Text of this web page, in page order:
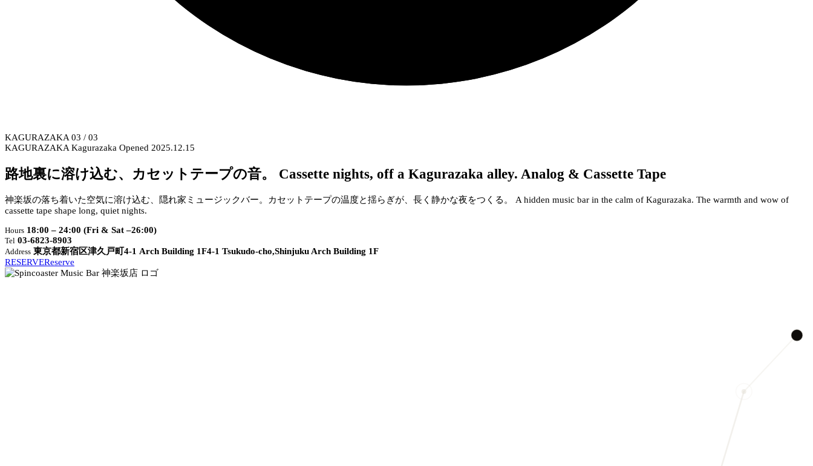
KAGURAZAKA 03 / 03
KAGURAZAKA Kagurazaka Opened 2025.12.15
路地裏に溶け込む、カセットテープの音。 Cassette nights, off a Kagurazaka alley. Analog & Cassette Tape
神楽坂の落ち着いた空気に溶け込む、隠れ家ミュージックバー。カセットテープの温度と揺らぎが、長く静かな夜をつくる。
A hidden music bar in the calm of Kagurazaka. The warmth and wow of
cassette tape shape long, quiet nights.
Hours 18:00 – 24:00 (Fri & Sat –26:00)
Tel 03-6823-8903
Address 東京都新宿区津久戸町4-1 Arch Building 1F4-1 Tsukudo-cho,Shinjuku Arch Building 1F
RESERVEReserve